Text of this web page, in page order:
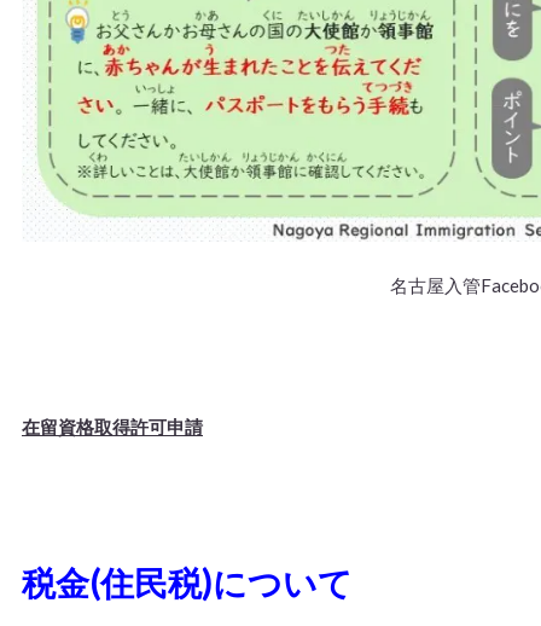
名古屋入管
在留資格取得許可申請
税金(住民税)について